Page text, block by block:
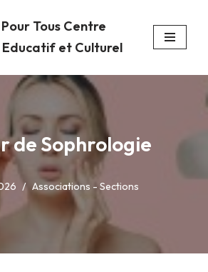
Tous Centre
Educatif et Culturel
de Sophrologie
Associations - Sections